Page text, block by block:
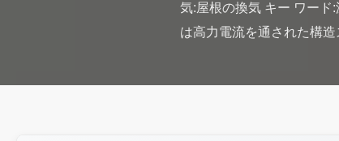
気:屋根の換気 キー ワード